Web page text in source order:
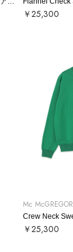
￥25,300
Mc McGREGOR
￥25,300